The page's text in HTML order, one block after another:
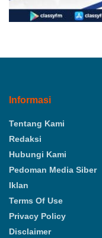
Informasi
Tentang Kami
Redaksi
Hubungi Kami
Pedoman Media Siber
Iklan
Terms Of Use
Privacy Policy
Disclaimer